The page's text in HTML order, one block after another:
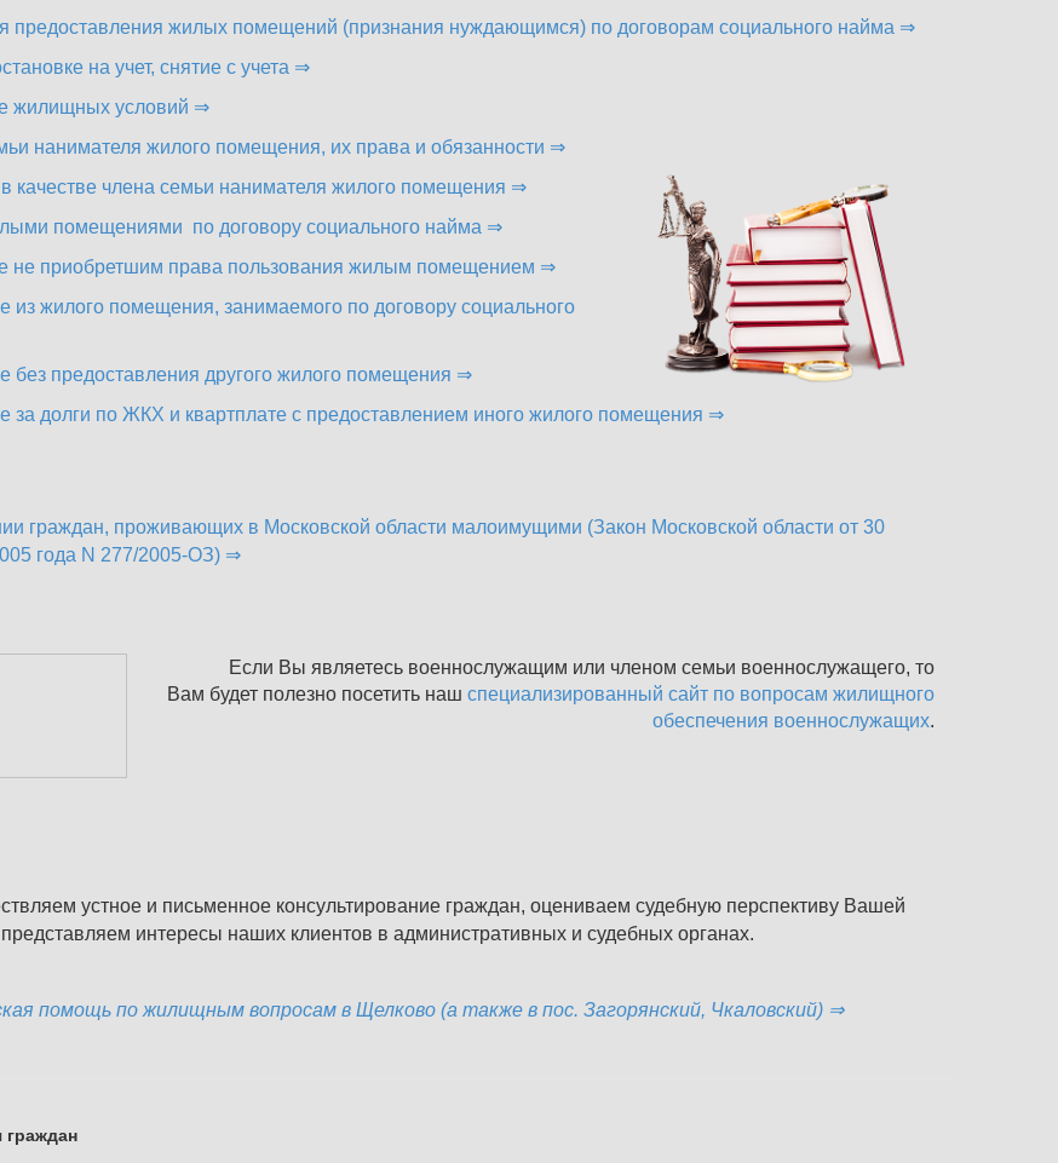
предоставления жилых помещений (признания нуждающимся) по договорам социального найма ⇒
на учет, снятие с учета ⇒
жилищных условий ⇒
нанимателя жилого помещения, их права и обязанности ⇒
качестве члена семьи нанимателя жилого помещения ⇒
помещениями по договору социального найма ⇒
не приобретшим права пользования жилым помещением ⇒
из жилого помещения, занимаемого по договору социального
без предоставления другого жилого помещения ⇒
за долги по ЖКХ и квартплате с предоставлением иного жилого помещения ⇒
граждан, проживающих в Московской области малоимущими (Закон Московской области от 30
года N 277/2005-ОЗ) ⇒
Если Вы являетесь военнослужащим или членом семьи военнослужащего, то
Вам будет полезно посетить наш специализированный сайт по вопросам жилищного
обеспечения военнослужащих.
устное и письменное консультирование граждан, оцениваем судебную перспективу Вашей
интересы наших клиентов в административных и судебных органах.
помощь по жилищным вопросам в Щелково (а также в пос. Загорянский, Чкаловский) ⇒